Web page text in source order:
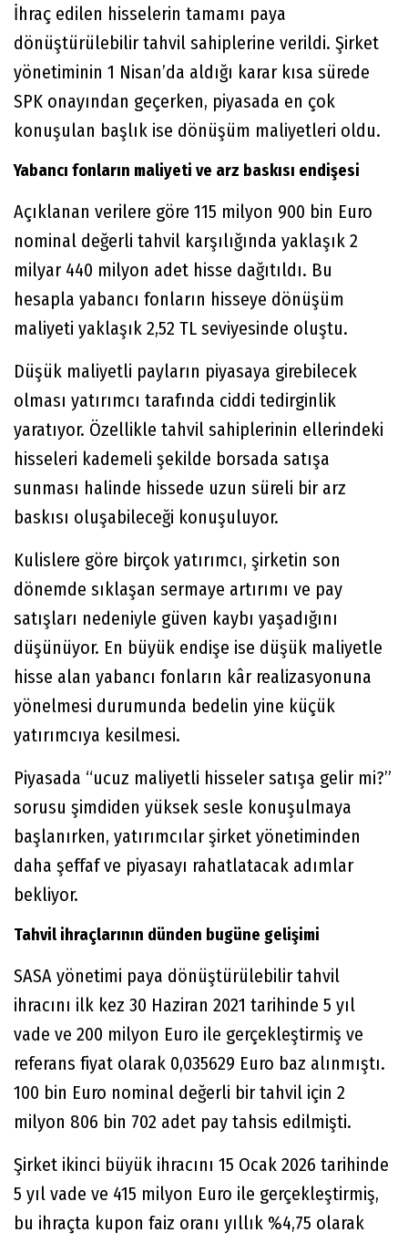
İhraç edilen hisselerin tamamı paya
dönüştürülebilir tahvil sahiplerine verildi. Şirket
yönetiminin 1 Nisan’da aldığı karar kısa sürede
SPK onayından geçerken, piyasada en çok
konuşulan başlık ise dönüşüm maliyetleri oldu.
Yabancı fonların maliyeti ve arz baskısı endişesi
Açıklanan verilere göre 115 milyon 900 bin Euro
nominal değerli tahvil karşılığında yaklaşık 2
milyar 440 milyon adet hisse dağıtıldı. Bu
hesapla yabancı fonların hisseye dönüşüm
maliyeti yaklaşık 2,52 TL seviyesinde oluştu.
Düşük maliyetli payların piyasaya girebilecek
olması yatırımcı tarafında ciddi tedirginlik
yaratıyor. Özellikle tahvil sahiplerinin ellerindeki
hisseleri kademeli şekilde borsada satışa
sunması halinde hissede uzun süreli bir arz
baskısı oluşabileceği konuşuluyor.
Kulislere göre birçok yatırımcı, şirketin son
dönemde sıklaşan sermaye artırımı ve pay
satışları nedeniyle güven kaybı yaşadığını
düşünüyor. En büyük endişe ise düşük maliyetle
hisse alan yabancı fonların kâr realizasyonuna
yönelmesi durumunda bedelin yine küçük
yatırımcıya kesilmesi.
Piyasada “ucuz maliyetli hisseler satışa gelir mi?”
sorusu şimdiden yüksek sesle konuşulmaya
başlanırken, yatırımcılar şirket yönetiminden
daha şeffaf ve piyasayı rahatlatacak adımlar
bekliyor.
Tahvil ihraçlarının dünden bugüne gelişimi
SASA yönetimi paya dönüştürülebilir tahvil
ihracını ilk kez 30 Haziran 2021 tarihinde 5 yıl
vade ve 200 milyon Euro ile gerçekleştirmiş ve
referans fiyat olarak 0,035629 Euro baz alınmıştı.
100 bin Euro nominal değerli bir tahvil için 2
milyon 806 bin 702 adet pay tahsis edilmişti.
Şirket ikinci büyük ihracını 15 Ocak 2026 tarihinde
5 yıl vade ve 415 milyon Euro ile gerçekleştirmiş,
bu ihraçta kupon faiz oranı yıllık %4,75 olarak